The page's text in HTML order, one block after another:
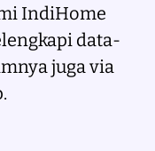
IndiHome
data-
juga via